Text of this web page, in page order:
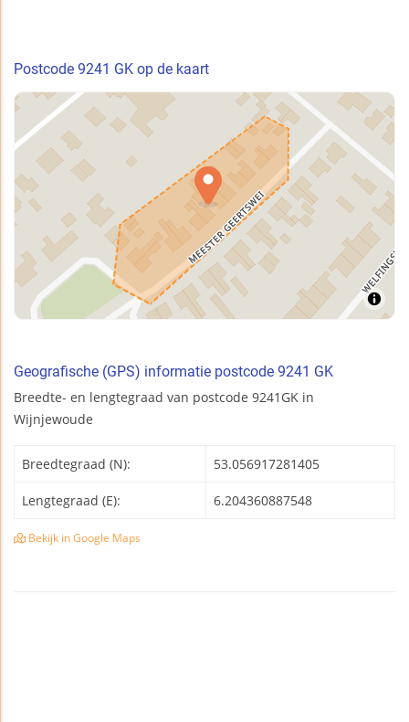
Postcode 9241 GK op de kaart
Geografische (GPS) informatie postcode 9241 GK
Breedte- en lengtegraad van postcode 9241GK in
Wijnjewoude
Breedtegraad (N): 53.056917281405
Lengtegraad (E): 6.204360887548
Bekijk in Google Maps